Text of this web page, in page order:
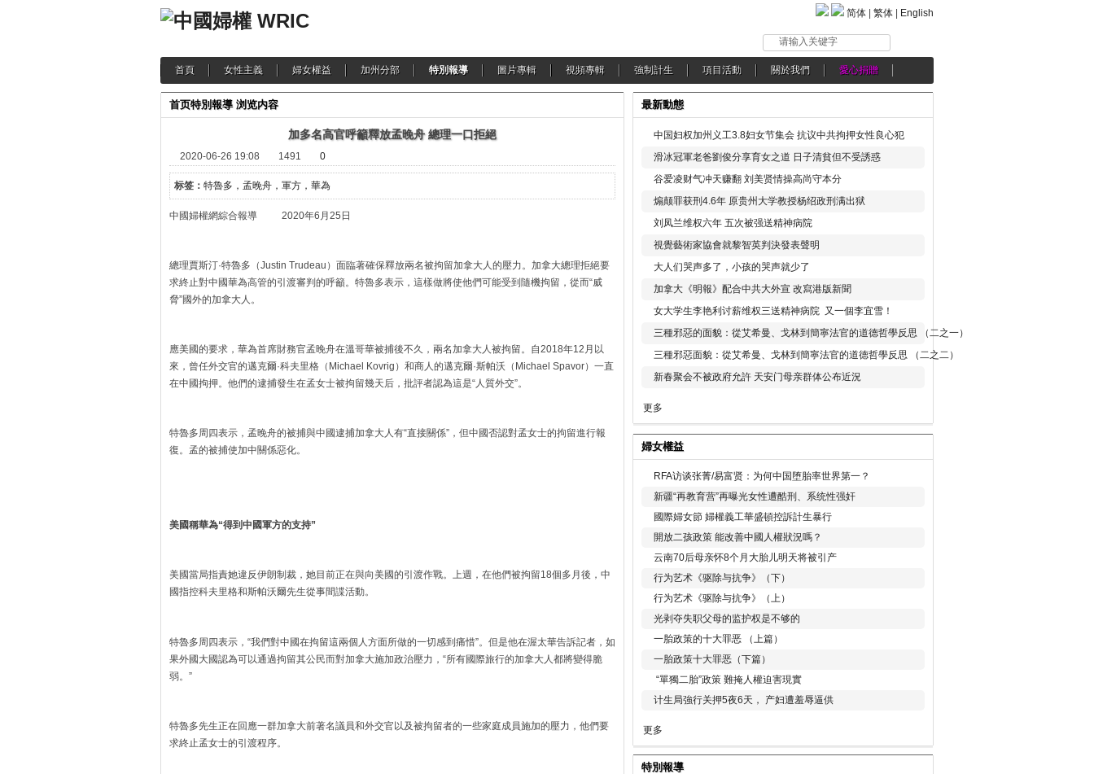
简体 繁体 English
请输入关键字
首頁 女性主義 婦女權益 加州分部 特別報導 圖片專輯 視頻專輯 強制計生 項目活動 關於我們 愛心捐贈
首页特別報導 浏览内容
加多名高官呼籲釋放孟晚舟 總理一口拒絕
2020-06-26 19:08 1491 0
标签： 特魯多，孟晚舟，軍方，華為
中國婦權網綜合報導 2020年6月25日
總理賈斯汀·特魯多（Justin Trudeau）面臨著確保釋放兩名被拘留加拿大人的壓力。加拿大總理拒絕要
求終止對中國華為高管的引渡審判的呼籲。特魯多表示，這樣做將使他們可能受到隨機拘留，從而“威
脅”國外的加拿大人。
應美國的要求，華為首席財務官孟晚舟在溫哥華被捕後不久，兩名加拿大人被拘留。自2018年12月以
來，曾任外交官的邁克爾·科夫里格（Michael Kovrig）和商人的邁克爾·斯帕沃（Michael Spavor）一直
在中國拘押。他們的逮捕發生在孟女士被拘留幾天后，批評者認為這是“人質外交”。
特魯多周四表示，孟晚舟的被捕與中國逮捕加拿大人有“直接關係”，但中國否認對孟女士的拘留進行報
復。孟的被捕使加中關係惡化。
美國稱華為“得到中國軍方的支持”
美國當局指責她違反伊朗制裁，她目前正在與向美國的引渡作戰。上週，在他們被拘留18個多月後，中
國指控科夫里格和斯帕沃爾先生從事間諜活動。
特魯多周四表示，“我們對中國在拘留這兩個人方面所做的一切感到痛惜”。但是他在渥太華告訴記者，如
果外國大國認為可以通過拘留其公民而對加拿大施加政治壓力，“所有國際旅行的加拿大人都將變得脆
弱。”
特魯多先生正在回應一群加拿大前著名議員和外交官以及被拘留者的一些家庭成員施加的壓力，他們要
求終止孟女士的引渡程序。
最新動態
中国妇权加州义工3.8妇女节集会 抗议中共拘押女性良心犯
滑冰冠軍老爸劉俊分享育女之道 日子清貧但不受誘惑
谷爱凌财气冲天赚翻 刘美贤情操高尚守本分
煽颠罪获刑4.6年 原贵州大学教授杨绍政刑满出狱
刘凤兰维权六年 五次被强送精神病院
視覺藝術家協會就黎智英判決發表聲明
大人们哭声多了，小孩的哭声就少了
加拿大《明報》配合中共大外宣 改寫港版新聞
女大学生李艳利讨薪维权三送精神病院 又一個李宜雪！
三種邪惡的面貌：從艾希曼、戈林到簡寧法官的道德哲學反思 （二之一）
三種邪惡面貌：從艾希曼、戈林到簡寧法官的道德哲學反思 （二之二）
新春聚会不被政府允許 天安门母亲群体公布近況
更多
婦女權益
RFA访谈张菁/易富贤：为何中国堕胎率世界第一？
新疆“再教育营”再曝光女性遭酷刑、系统性强奸
國際婦女節 婦權義工華盛頓控訴計生暴行
開放二孩政策 能改善中國人權狀況嗎？
云南70后母亲怀8个月大胎儿明天将被引产
行为艺术《驱除与抗争》（下）
行为艺术《驱除与抗争》（上）
光剥夺失职父母的监护权是不够的
一胎政策的十大罪恶 （上篇）
一胎政策十大罪恶（下篇）
“單獨二胎”政策 難掩人權迫害現實
计生局強行关押5夜6天， 产妇遭羞辱逼供
更多
特別報導